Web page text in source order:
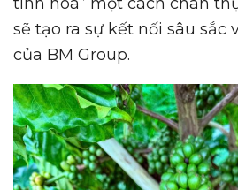
sẽ tạo ra sự kết nối sâu sắc
của BM Group.